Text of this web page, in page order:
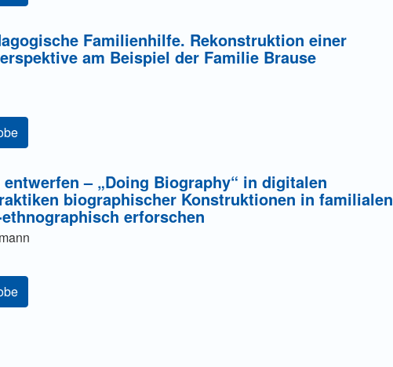
Familienhilfe. Rekonstruktion einer
am Beispiel der Familie Brause
durch Zahlung einer Gebühr
– „Doing Biography“ in digitalen
biographischer Konstruktionen in familialen
erforschen
durch Zahlung einer Gebühr